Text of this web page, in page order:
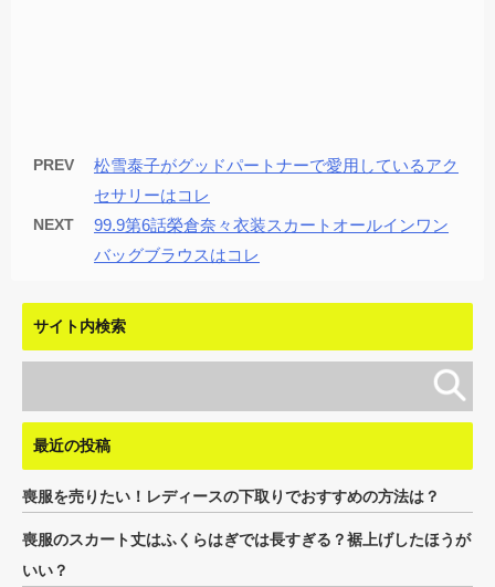
PREV
松雪泰子がグッドパートナーで愛用しているアク
セサリーはコレ
NEXT
99.9第6話榮倉奈々衣装スカートオールインワン
バッグブラウスはコレ
サイト内検索
最近の投稿
喪服を売りたい！レディースの下取りでおすすめの方法は？
喪服のスカート丈はふくらはぎでは長すぎる？裾上げしたほうが
いい？